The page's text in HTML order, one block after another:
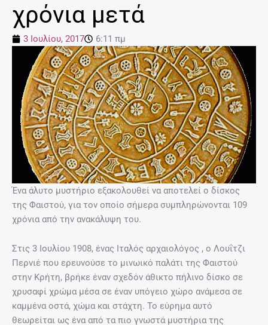
χρόνια μετά
3 Ιουλίου, 2017 6:11 πμ
Ένα άλυτο μυστήριο εξακολουθεί να αποτελεί ο δίσκος
της Φαιστού, για τον οποίο σήμερα συμπληρώνονται 109
χρόνια από την ανακάλυψη του.
Στις 3 Ιουλίου 1908, ένας Ιταλός αρχαιολόγος , ο Λουΐτζι
Περνιέ που ερευνούσε το μινωικό παλάτι της Φαιστού
στην Κρήτη, βρήκε έναν σχεδόν άθικτο πήλινο δίσκο σε
χρυσαφί χρώμα μέσα σε έναν υπόγειο χώρο ανάμεσα σε
καμμένα οστά, χώμα και στάχτη. Το εύρημα αυτό
θεωρείται ως ένα από τα πιο γνωστά μυστήρια της